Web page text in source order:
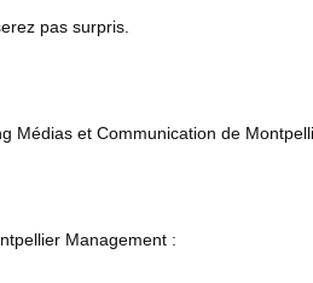
pas surpris.
Médias et Communication de
Management :